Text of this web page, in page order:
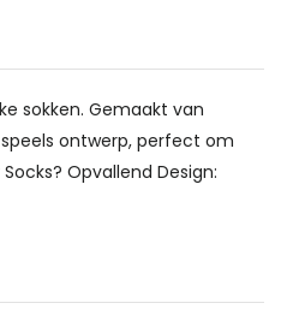
sokken. Gemaakt van
ontwerp, perfect om
Opvallend Design: